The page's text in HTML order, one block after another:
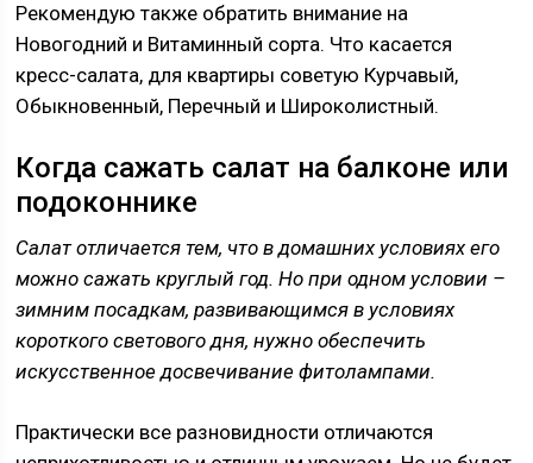
Рекомендую также обратить внимание на
Новогодний и Витаминный сорта. Что касается
кресс-салата, для квартиры советую Курчавый,
Обыкновенный, Перечный и Широколистный.
Когда сажать салат на балконе или
подоконнике
Салат отличается тем, что в домашних условиях его
можно сажать круглый год. Но при одном условии –
зимним посадкам, развивающимся в условиях
короткого светового дня, нужно обеспечить
искусственное досвечивание фитолампами.
Практически все разновидности отличаются